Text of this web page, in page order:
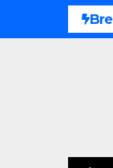
Keterampilan